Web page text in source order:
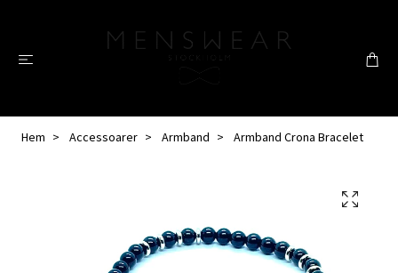
Hem Accessoarer Armband Armband Crona Bracelet